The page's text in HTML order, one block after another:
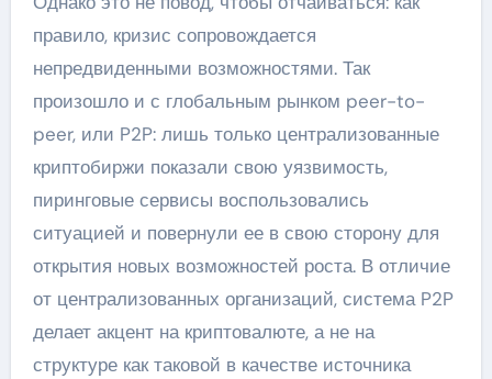
правило, кризис сопровождается
непредвиденными возможностями. Так
произошло и с глобальным рынком peer-to-
peer, или P2P: лишь только централизованные
криптобиржи показали свою уязвимость,
пиринговые сервисы воспользовались
ситуацией и повернули ее в свою сторону для
открытия новых возможностей роста. В отличие
от централизованных организаций, система P2P
делает акцент на криптовалюте, а не на
структуре как таковой в качестве источника